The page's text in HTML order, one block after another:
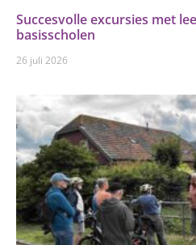
Succesvolle excursies met
basisscholen
26 juli 2026